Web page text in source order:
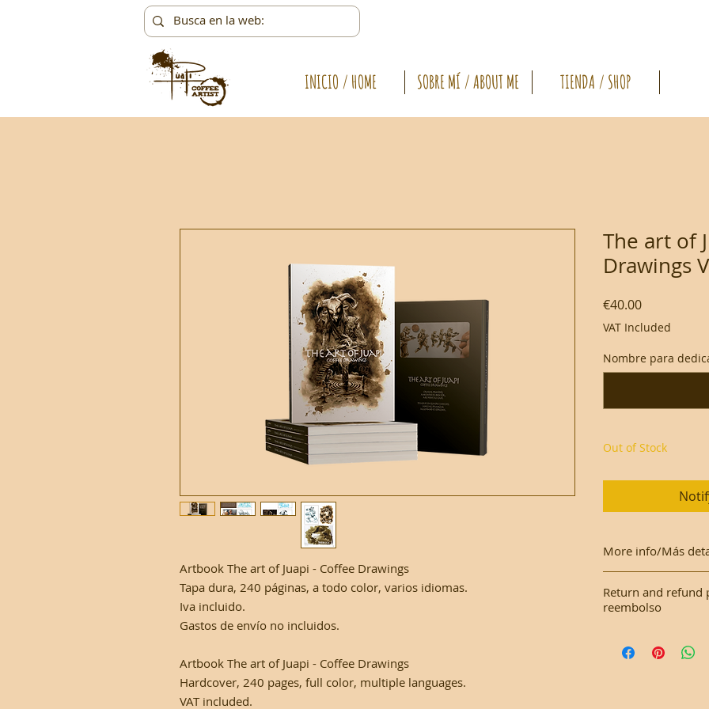
INICIO / HOME SOBRE MÍ / ABOUT ME TIENDA / SHOP
Artbook The art of Juapi - Coffee Drawings
Tapa dura, 240 páginas, a todo color, varios idiomas.
Iva incluido.
Gastos de envío no incluidos.
Artbook The art of Juapi - Coffee Drawings
Hardcover, 240 pages, full color, multiple languages.
VAT included.
The art of
Drawings
€40.00Price
VAT Included
Nombre para
Out of Stock
More info/Más
with a plastic
una funda de
Return and refund
reembolso